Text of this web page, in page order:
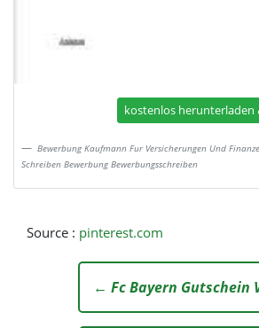
kostenlos herunterladen
Bewerbung Kaufmann Fur Versicherungen Und
Schreiben Bewerbung Bewerbungsschreiben
Source : pinterest.com
← Fc Bayern Gutschein